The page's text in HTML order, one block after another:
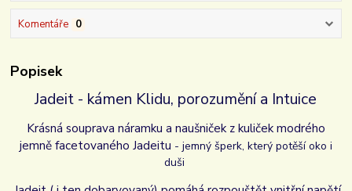
Komentáře 0
Popisek
Jadeit - kámen Klidu, porozumění a Intuice
Krásná souprava náramku a naušniček z kuliček modrého
jemně facetovaného Jadeitu - jemný šperk, který potěší oko i
duši